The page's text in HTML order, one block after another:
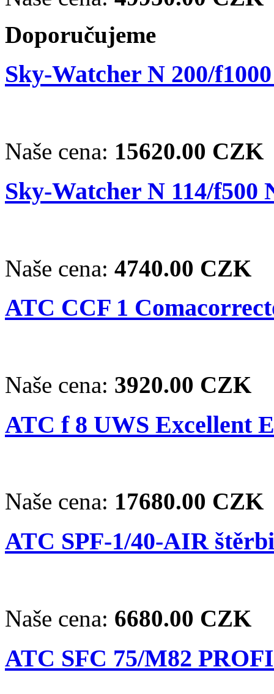
Doporučujeme
Sky-Watcher N 200/
Naše cena: 15620.00 CZK
Sky-Watcher N 114/f500
Naše cena: 4740.00 CZK
ATC CCF 1
Naše cena: 3920.00 CZK
ATC f 8 UWS Excellent
Naše cena: 17680.00 CZK
ATC SPF-1/40-AIR
Naše cena: 6680.00 CZK
ATC SFC 75/M82